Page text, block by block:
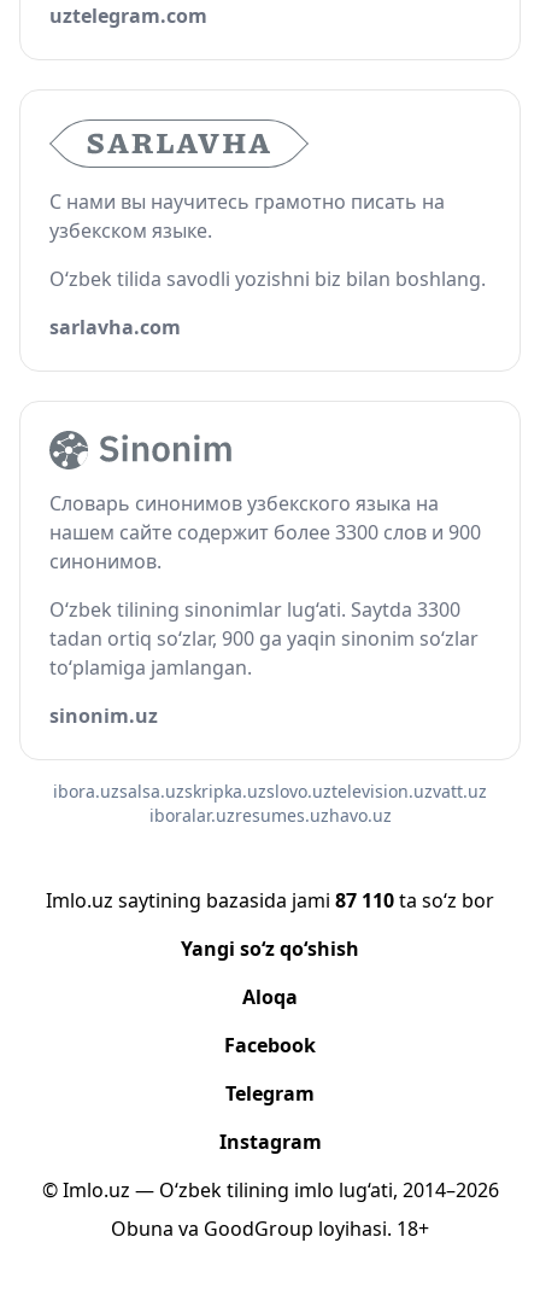
uztelegram.com
С нами вы научитесь грамотно писать на
узбекском языке.
O‘zbek tilida savodli yozishni biz bilan boshlang.
sarlavha.com
Словарь синонимов узбекского языка на
нашем сайте содержит более 3300 слов и 900
синонимов.
O‘zbek tilining sinonimlar lug‘ati. Saytda 3300
tadan ortiq so‘zlar, 900 ga yaqin sinonim so‘zlar
to‘plamiga jamlangan.
sinonim.uz
ibora.uzsalsa.uzskripka.uzslovo.uztelevision.uzvatt.uz
iboralar.uzresumes.uzhavo.uz
Imlo.uz saytining bazasida jami 87 110ta so‘z bor
Yangi so‘z qo‘shish
Aloqa
Facebook
Telegram
Instagram
© Imlo.uz — O‘zbek tilining imlo lug‘ati, 2014–2026
Obuna va GoodGroup loyihasi. 18+